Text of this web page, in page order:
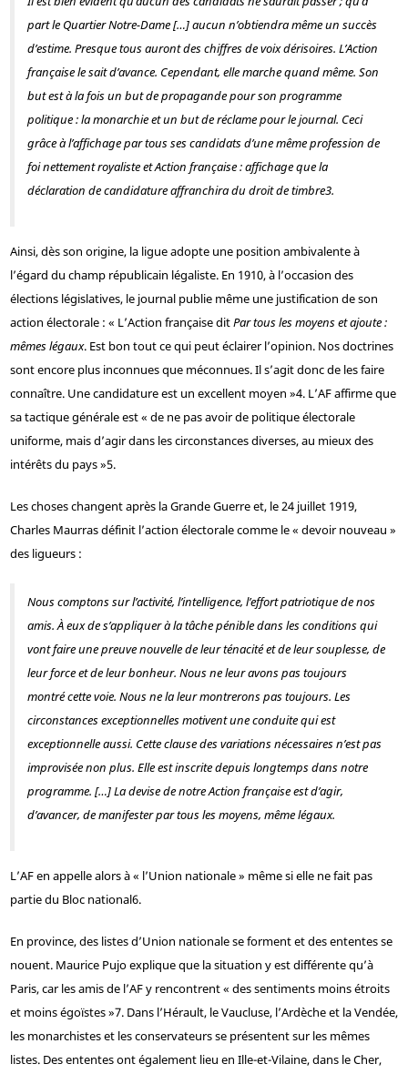
part le Quartier Notre-Dame […] aucun n’obtiendra même un succès
d’estime. Presque tous auront des chiffres de voix dérisoires. L’Action
française le sait d’avance. Cependant, elle marche quand même. Son
but est à la fois un but de propagande pour son programme
politique : la monarchie et un but de réclame pour le journal. Ceci
grâce à l’affichage par tous ses candidats d’une même profession de
foi nettement royaliste et Action française : affichage que la
déclaration de candidature affranchira du droit de timbre3.
Ainsi, dès son origine, la ligue adopte une position ambivalente à
l’égard du champ républicain légaliste. En 1910, à l’occasion des
élections législatives, le journal publie même une justification de son
action électorale : « L’Action française ditPar tous les moyens et ajoute :
mêmes légaux. Est bon tout ce qui peut éclairer l’opinion. Nos doctrines
sont encore plus inconnues que méconnues. Il s’agit donc de les faire
connaître. Une candidature est un excellent moyen »4. L’AF affirme que
sa tactique générale est « de ne pas avoir de politique électorale
uniforme, mais d’agir dans les circonstances diverses, au mieux des
intérêts du pays »5.
Les choses changent après la Grande Guerre et, le 24 juillet 1919,
Charles Maurras définit l’action électorale comme le « devoir nouveau »
des ligueurs :
Nous comptons sur l’activité, l’intelligence, l’effort patriotique de nos
amis. À eux de s’appliquer à la tâche pénible dans les conditions qui
vont faire une preuve nouvelle de leur ténacité et de leur souplesse, de
leur force et de leur bonheur. Nous ne leur avons pas toujours
montré cette voie. Nous ne la leur montrerons pas toujours. Les
circonstances exceptionnelles motivent une conduite qui est
exceptionnelle aussi. Cette clause des variations nécessaires n’est pas
improvisée non plus. Elle est inscrite depuis longtemps dans notre
programme. […] La devise de notre Action française est d’agir,
d’avancer, de manifester par tous les moyens, même légaux.
L’AF en appelle alors à « l’Union nationale » même si elle ne fait pas
partie du Bloc national6.
En province, des listes d’Union nationale se forment et des ententes se
nouent. Maurice Pujo explique que la situation y est différente qu’à
Paris, car les amis de l’AF y rencontrent « des sentiments moins étroits
et moins égoïstes »7. Dans l’Hérault, le Vaucluse, l’Ardèche et la Vendée,
les monarchistes et les conservateurs se présentent sur les mêmes
listes. Des ententes ont également lieu en Ille-et-Vilaine, dans le Cher,